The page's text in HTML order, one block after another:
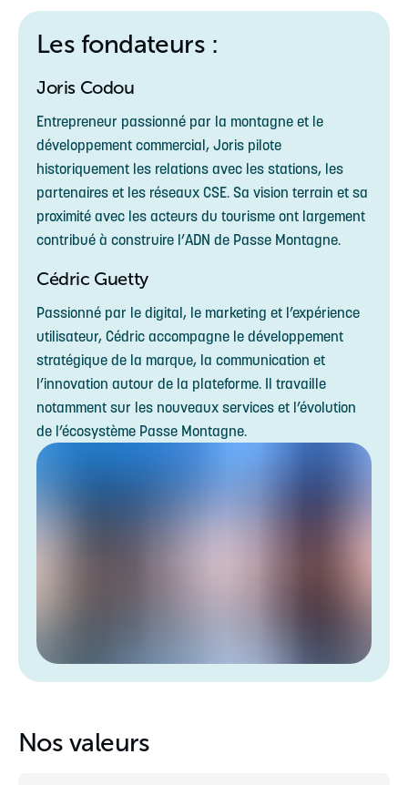
Les fondateurs :
Joris Codou
Entrepreneur passionné par la montagne et le
développement commercial, Joris pilote
historiquement les relations avec les stations, les
partenaires et les réseaux CSE. Sa vision terrain et sa
proximité avec les acteurs du tourisme ont largement
contribué à construire l’ADN de Passe Montagne.
Cédric Guetty
Passionné par le digital, le marketing et l’expérience
utilisateur, Cédric accompagne le développement
stratégique de la marque, la communication et
l’innovation autour de la plateforme. Il travaille
notamment sur les nouveaux services et l’évolution
de l’écosystème Passe Montagne.
Nos valeurs